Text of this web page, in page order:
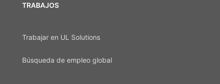
TRABAJOS
Trabajar en UL Solutions
Búsqueda de empleo global